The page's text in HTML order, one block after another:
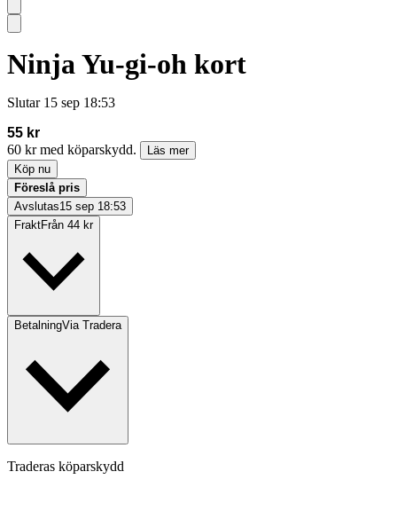
Ninja Yu-gi-oh kort
Slutar 15 sep 18:53
55 kr
60 kr med köparskydd.
Läs mer
Köp nu
Föreslå pris
Avslutas15 sep 18:53
FraktFrån 44 kr
BetalningVia Tradera
Traderas köparskydd